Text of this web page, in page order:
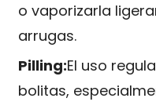
o vaporizarla
arrugas.
Pilling:El uso
bolitas,